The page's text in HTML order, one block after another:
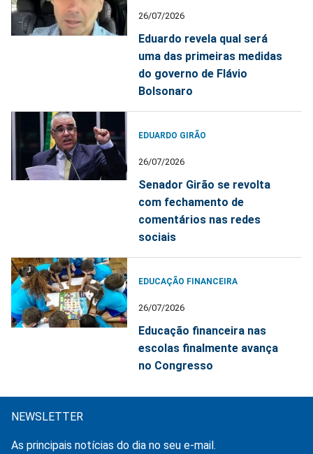
26/07/2026
Eduardo revela qual será
uma das primeiras medidas
do governo de Flávio
Bolsonaro
EDUARDO GIRÃO
26/07/2026
Senador Girão se revolta
com fechamento de
comentários nas redes
sociais
EDUCAÇÃO FINANCEIRA
26/07/2026
Educação financeira nas
escolas finalmente avança
no Congresso
NEWSLETTER
As principais notícias do dia no seu e-mail.